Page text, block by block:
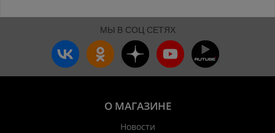
МЫ В СОЦ СЕТЯХ
О МАГАЗИНЕ
Новости